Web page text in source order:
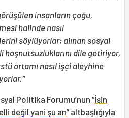
insanların çoğu,
halinde nasıl
söylüyorlar; alınan sosyal
dile getiriyor,
ortamı nasıl işçi aleyhine
Politika Forumu’nun “İşin
değil yani şu an” altbaşlığıyla